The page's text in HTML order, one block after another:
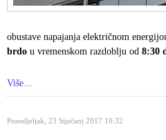
obustave napajanja električnom
brdo u vremenskom razdoblju od 8:30
Više...
Ponedjeljak, 23 Siječanj 2017 10:32